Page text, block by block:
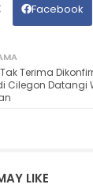
Facebook
Terima
Cilegon Datangi
LIKE